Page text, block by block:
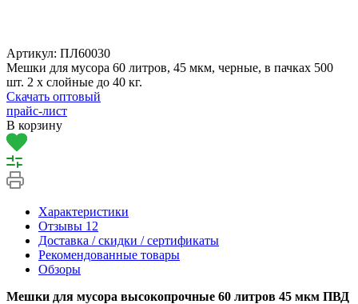
Артикул: ПЛ60030
Мешки для мусора 60 литров, 45 мкм, черные, в пачках 500
шт. 2 х слойные до 40 кг.
Скачать оптовый
прайс-лист
В корзину
Характеристики
Отзывы 12
Доставка / скидки / сертификаты
Рекомендованные товары
Обзоры
Мешки для мусора высокопрочные 60 литров 45 мкм ПВД